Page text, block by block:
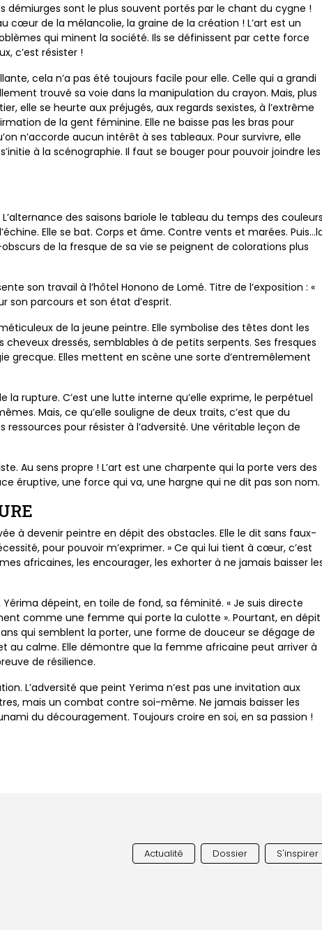
démiurges sont le plus souvent portés par le chant du cygne !
cœur de la mélancolie, la graine de la création ! L’art est un
qui minent la société. Ils se définissent par cette force
c’est résister !
cela n’a pas été toujours facile pour elle. Celle qui a grandi
trouvé sa voie dans la manipulation du crayon. Mais, plus
elle se heurte aux préjugés, aux regards sexistes, à l’extrême
de la gent féminine. Elle ne baisse pas les bras pour
n’accorde aucun intérêt à ses tableaux. Pour survivre, elle
à la scénographie. Il faut se bouger pour pouvoir joindre les
des saisons bariole le tableau du temps des couleurs
Elle se bat. Corps et âme. Contre vents et marées.
de la fresque de sa vie se peignent de colorations plus
son travail à l’hôtel Honono de Lomé. Titre de l’exposition : «
son parcours et son état d’esprit.
de la jeune peintre. Elle symbolise des têtes dont les
dressés, semblables à de petits serpents. Ses fresques
grecque. Elles mettent en scène une sorte d’entremêlement
rupture. C’est une lutte interne qu’elle exprime, le perpétuel
Mais, ce qu’elle souligne de deux traits, c’est que du
pour résister à l’adversité. Une véritable leçon de
Au sens propre ! L’art est une charpente qui la porte vers des
éruptive, une force qui va, une hargne qui ne dit pas son nom.
à devenir peintre en dépit des obstacles. Elle le dit sans faux-
pour pouvoir m’exprimer. » Ce qui lui tient à cœur, c’est
africaines, les encourager, les exhorter à ne jamais baisser
dépeint, en toile de fond, sa féminité. « Je suis directe
comme une femme qui porte la culotte ». Pourtant, en dépit
qui semblent la porter, une forme de douceur se dégage de
au calme. Elle démontre que la femme africaine peut arriver à
de résilience.
L’adversité que peint Yerima n’est pas une invitation aux
mais un combat contre soi-même. Ne jamais baisser les
du découragement. Toujours croire en soi, en sa passion !
Actualité Dossier S'inspirer